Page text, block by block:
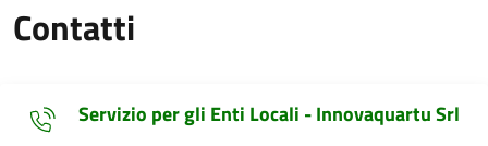
Contatti
Servizio per gli Enti Locali - Innovaquartu Srl